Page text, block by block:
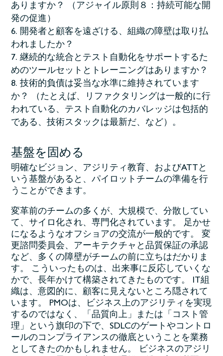
ありますか？ （アジャイル原則８：持続可能な開
発の促進）
開発者と顧客を遠ざける、組織の障壁は取り払
われましたか？
継続的な統合とテスト自動化をサポートするた
めのツールセットとトレーニングはありますか？
技術的負債は妥当な水準に維持されています
か？ （たとえば、リファクタリングは一般的に行
われている、テスト自動化のカバレッジは包括的
である、技術スタックは最新だ、など）。
基盤を固める
明確なビジョン、アジリティ教育、およびATTと
いう基盤があると、パイロットチームの準備を行
うことができます。
変革前のチームの多くが、大規模で、分散してい
て、サイロ化され、専門化されています。 足かせ
になるようなオフショアの交流が一般的です。 変
更諮問委員会、アーキテクチャと品質保証の承認
など、多くの障壁がチームの前に立ちはだかりま
す。 こういったものは、出来事に反応していくな
かで、長年かけて構築されてきたものです。 IT組
織は、意図的に、顧客に見えないところ隠されて
います。 PMOは、ビジネス上のアジリティを実現
するのではなく、「品質向上」または「コスト管
理」という旗印の下で、SDLCのゲートやコントロ
ールのコンプライアンスの徹底ということを業務
としてきたのかもしれません。 ビジネスのアジリ